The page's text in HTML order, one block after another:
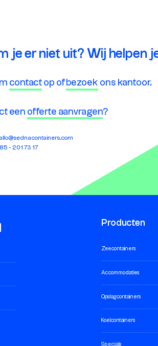
je er niet uit? Wij helpen
contact op of bezoek ons kantoor.
een offerte aanvragen?
- 201 73 17
Producten
Zeecontainers
Accommodaties
Opslagcontainers
Koelcontainers
Specials